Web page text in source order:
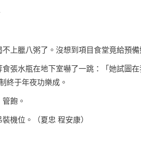
上臘八粥了。沒想到項目食堂竟給預備
張水瓶在地下室嚇了一跳：「她試圖
終于年夜功樂成。
飽。
機位。（夏忠 程安康）